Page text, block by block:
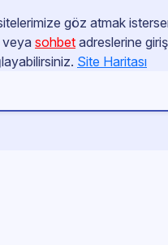
göz atmak
veya sohbet adreslerine giriş
Site Haritası